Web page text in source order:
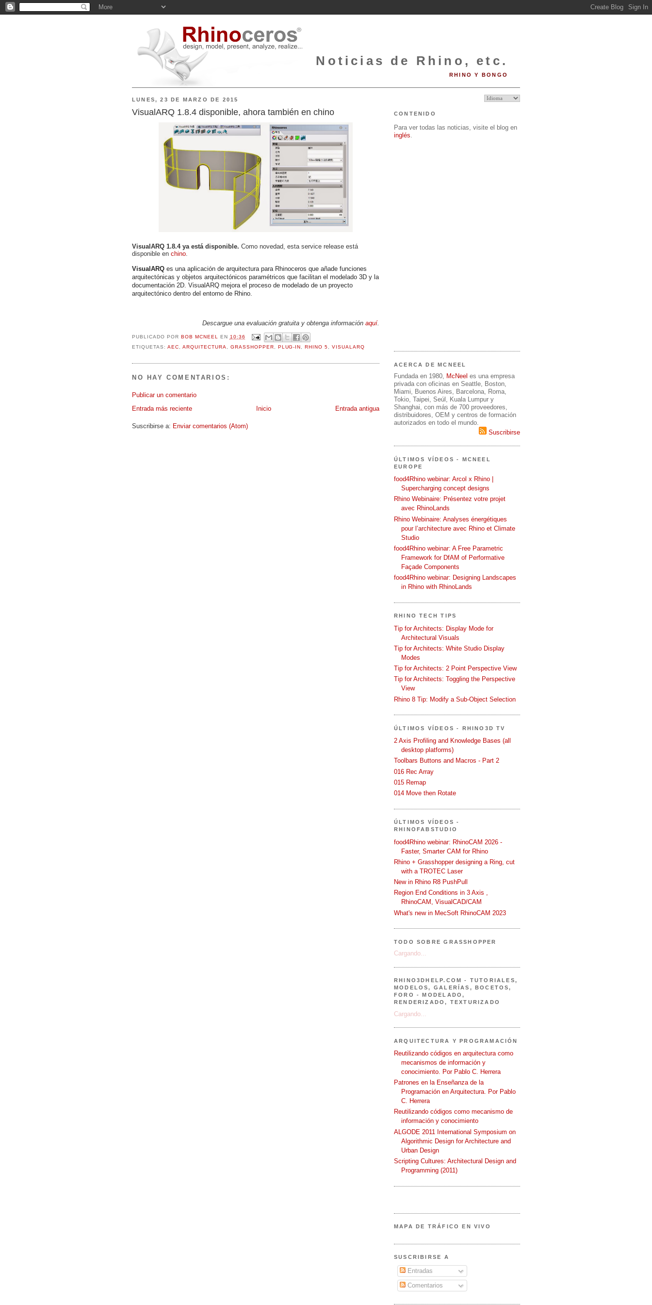
Noticias de Rhino, etc.
RHINO Y BONGO
LUNES, 23 DE MARZO DE 2015
VisualARQ 1.8.4 disponible, ahora también en chino
VisualARQ 1.8.4 ya está disponible. Como novedad, esta service release está
disponible en chino.
VisualARQ es una aplicación de arquitectura para Rhinoceros que añade funciones
arquitectónicas y objetos arquitectónicos paramétricos que facilitan el modelado 3D y la
documentación 2D. VisualARQ mejora el proceso de modelado de un proyecto
arquitectónico dentro del entorno de Rhino.
Descargue una evaluación gratuita y obtenga información aquí.
PUBLICADO POR BOB MCNEEL EN 10:36
ETIQUETAS: AEC, ARQUITECTURA, GRASSHOPPER, PLUG-IN , RHINO 5,VISUALARQ
NO HAY COMENTARIOS:
Publicar un comentario
Entrada más reciente
Entrada antigua
Inicio
Suscribirse a: Enviar comentarios (Atom)
CONTENIDO
Para ver todas las noticias, visite el blog en
inglés
ACERCA DE MCNEEL
Fundada en 1980, McNeel es una empresa
privada con oficinas en Seattle, Boston,
Miami, Buenos Aires, Barcelona, Roma,
Tokio, Taipei, Seúl, Kuala Lumpur y
Shanghai, con más de 700 proveedores,
distribuidores, OEM y centros de formación
autorizados en todo el mundo.
Suscribirse
ÚLTIMOS VÍDEOS - MCNEEL
EUROPE
food4Rhino webinar: Arcol x Rhino |
Supercharging concept designs
Rhino Webinaire: Présentez votre projet
avec RhinoLands
Rhino Webinaire: Analyses énergétiques
pour l’architecture avec Rhino et Climate
Studio
food4Rhino webinar: A Free Parametric
Framework for DfAM of Performative
Façade Components
food4Rhino webinar: Designing Landscapes
in Rhino with RhinoLands
RHINO TECH TIPS
Tip for Architects: Display Mode for
Architectural Visuals
Tip for Architects: White Studio Display
Modes
Tip for Architects: 2 Point Perspective View
Tip for Architects: Toggling the Perspective
View
Rhino 8 Tip: Modify a Sub-Object Selection
ÚLTIMOS VÍDEOS - RHINO3D TV
2 Axis Profiling and Knowledge Bases (all
desktop platforms)
Toolbars Buttons and Macros - Part 2
016 Rec Array
015 Remap
014 Move then Rotate
ÚLTIMOS VÍDEOS -
RHINOFABSTUDIO
food4Rhino webinar: RhinoCAM 2026 -
Faster, Smarter CAM for Rhino
Rhino + Grasshopper designing a Ring, cut
with a TROTEC Laser
New in Rhino R8 PushPull
Region End Conditions in 3 Axis ,
RhinoCAM, VisualCAD/CAM
What's new in MecSoft RhinoCAM 2023
TODO SOBRE GRASSHOPPER
Cargando...
RHINO3DHELP.COM - TUTORIALES,
MODELOS, GALERÍAS, BOCETOS,
FORO - MODELADO,
RENDERIZADO, TEXTURIZADO
Cargando...
ARQUITECTURA Y PROGRAMACIÓN
Reutilizando códigos en arquitectura como
mecanismos de información y
conocimiento. Por Pablo C. Herrera
Patrones en la Enseñanza de la
Programación en Arquitectura. Por Pablo
C. Herrera
Reutilizando códigos como mecanismo de
información y conocimiento
ALGODE 2011 International Symposium on
Algorithmic Design for Architecture and
Urban Design
Scripting Cultures: Architectural Design and
Programming (2011)
MAPA DE TRÁFICO EN VIVO
SUSCRIBIRSE A
Entradas
Comentarios